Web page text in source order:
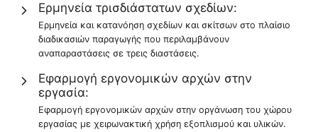
Ερμηνεία τρισδιάστατων σχεδίων:
Ερμηνεία και κατανόηση σχεδίων και σκίτσων στο πλαίσιο
διαδικασιών παραγωγής που περιλαμβάνουν
αναπαραστάσεις σε τρεις διαστάσεις.
Εφαρμογή εργονομικών αρχών στην
εργασία:
Εφαρμογή εργονομικών αρχών στην οργάνωση του χώρου
εργασίας με χειρωνακτική χρήση εξοπλισμού και υλικών.